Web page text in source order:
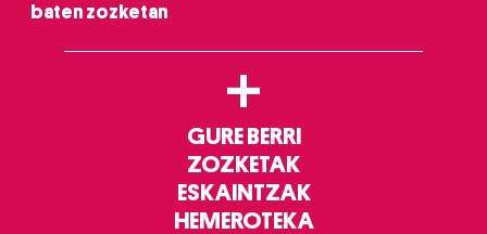
baten zozketan
+
GURE BERRI
ZOZKETAK
ESKAINTZAK
HEMEROTEKA